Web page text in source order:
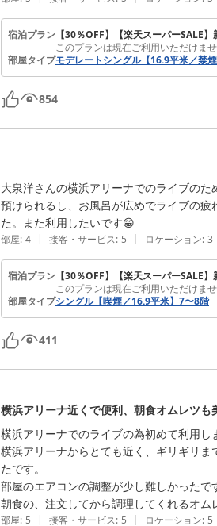
宿泊プラン 【30％OFF】【楽天スーパーSALE
このプランは現在ご利用いただけま
部屋タイプモデレートシングル【16.9平米／禁
854
大泉洋さんの横浜アリーナでのライブの
預けられるし、お風呂が広めでライブの
た。また利用したいです😁
部屋: 4 | 接客・サービス: 5 | ロケーション: 3
宿泊プラン 【30％OFF】【楽天スーパーSALE
このプランは現在ご利用いただけま
部屋タイプシングル【喫煙／16.9平米】7〜8階
411
横浜アリーナ近くで便利、朝食オムレツも
横浜アリーナでのライブの為初めて利用し
横浜アリーナからとても近く、ギリギリ
たです。
部屋のエアコンの調整が少し難しかったで
朝食の、注文してから調理してくれるオム
部屋: 5 | 接客・サービス: 5 | ロケーション: 5